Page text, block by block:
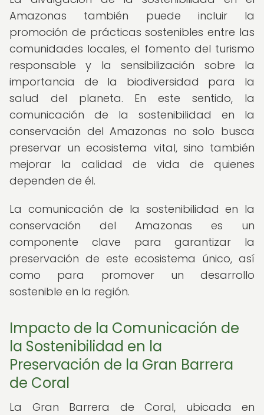
Amazonas también puede incluir la
promoción de prácticas sostenibles entre las
comunidades locales, el fomento del turismo
responsable y la sensibilización sobre la
importancia de la biodiversidad para la
salud del planeta. En este sentido, la
comunicación de la sostenibilidad en la
conservación del Amazonas no solo busca
preservar un ecosistema vital, sino también
mejorar la calidad de vida de quienes
dependen de él.
La comunicación de la sostenibilidad en la
conservación del Amazonas es un
componente clave para garantizar la
preservación de este ecosistema único, así
como para promover un desarrollo
sostenible en la región.
Impacto de la Comunicación de
la Sostenibilidad en la
Preservación de la Gran Barrera
de Coral
La Gran Barrera de Coral, ubicada en